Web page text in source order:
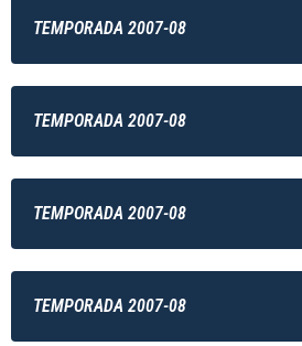
TEMPORADA 2007-08
TEMPORADA 2007-08
TEMPORADA 2007-08
TEMPORADA 2007-08